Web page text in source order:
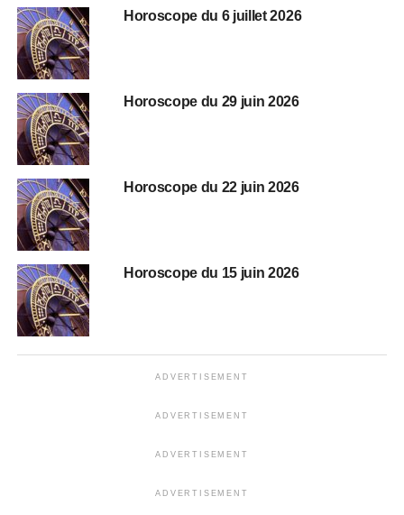
Horoscope du 6 juillet 2026
Horoscope du 29 juin 2026
Horoscope du 22 juin 2026
Horoscope du 15 juin 2026
ADVERTISEMENT
ADVERTISEMENT
ADVERTISEMENT
ADVERTISEMENT